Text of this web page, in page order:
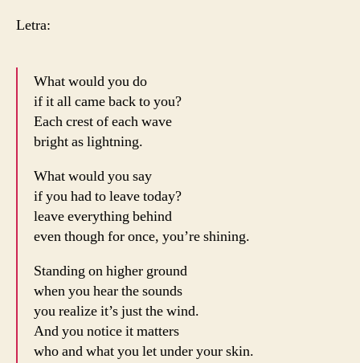
Letra:
What would you do
if it all came back to you?
Each crest of each wave
bright as lightning.
What would you say
if you had to leave today?
leave everything behind
even though for once, you’re shining.
Standing on higher ground
when you hear the sounds
you realize it’s just the wind.
And you notice it matters
who and what you let under your skin.